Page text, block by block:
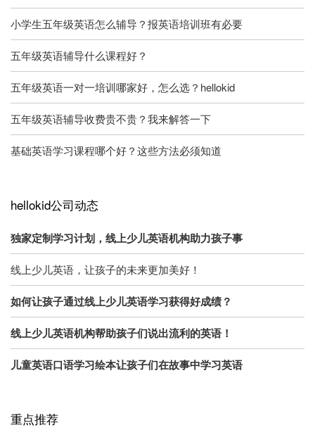
小学生五年级英语怎么辅导？报英语培训班有必要
五年级英语辅导什么课程好？
五年级英语一对一培训哪家好，怎么选？hellokid
五年级英语辅导收费贵不贵？我来解答一下
基础英语学习课程哪个好？这些方法必须知道
hellokid公司动态
独家定制学习计划，线上少儿英语机构助力孩子事
线上少儿英语，让孩子的未来更加美好！
如何让孩子通过线上少儿英语学习获得好成绩？
线上少儿英语机构帮助孩子们说出流利的英语！
儿童英语口语学习绘本让孩子们在故事中学习英语
重点推荐